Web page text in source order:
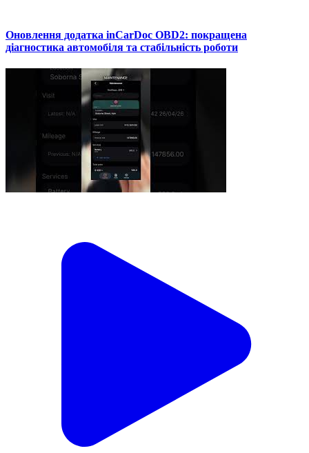
Оновлення додатка inCarDoc OBD2: покращена
діагностика автомобіля та стабільність роботи